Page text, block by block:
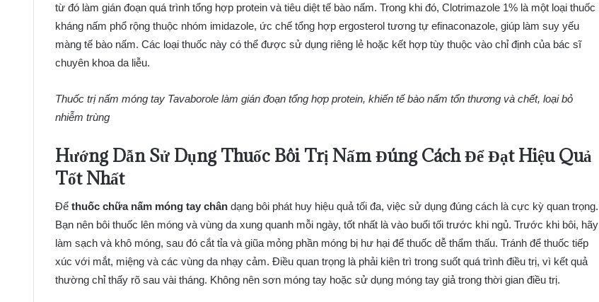
từ đó làm gián đoạn quá trình tổng hợp protein và tiêu diệt tế bào nấm. Trong khi đó, Clotrimazole 1% là một loại thuốc
kháng nấm phổ rộng thuộc nhóm imidazole, ức chế tổng hợp ergosterol tương tự efinaconazole, giúp làm suy yếu
màng tế bào nấm. Các loại thuốc này có thể được sử dụng riêng lẻ hoặc kết hợp tùy thuộc vào chỉ định của bác sĩ
chuyên khoa da liễu.
Thuốc trị nấm móng tay Tavaborole làm gián đoạn tổng hợp protein, khiến tế bào nấm tổn thương và chết, loại bỏ
nhiễm trùng
Hướng Dẫn Sử Dụng Thuốc Bôi Trị Nấm Đúng Cách Để Đạt Hiệu Quả
Tốt Nhất
Để thuốc chữa nấm móng tay chân dạng bôi phát huy hiệu quả tối đa, việc sử dụng đúng cách là cực kỳ quan trọng.
Bạn nên bôi thuốc lên móng và vùng da xung quanh mỗi ngày, tốt nhất là vào buổi tối trước khi ngủ. Trước khi bôi, hãy
làm sạch và khô móng, sau đó cắt tỉa và giũa mỏng phần móng bị hư hại để thuốc dễ thẩm thấu. Tránh để thuốc tiếp
xúc với mắt, miệng và các vùng da nhạy cảm. Điều quan trọng là phải kiên trì trong suốt quá trình điều trị, vì kết quả
thường chỉ thấy rõ sau vài tháng. Không nên sơn móng tay hoặc sử dụng móng tay giả trong thời gian điều trị.